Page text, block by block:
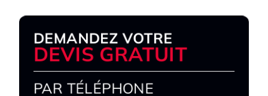
DEMANDEZ VOTRE
DEVIS GRATUIT
PAR TÉLÉPHONE